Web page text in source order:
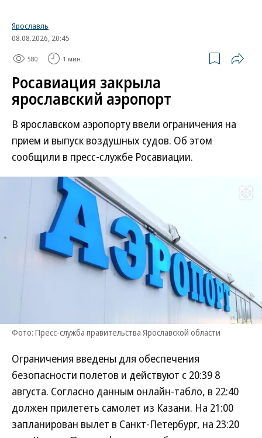
Ярославль
08.08.2026, 20:45
580 1 мин.
Росавиация закрыла
ярославский аэропорт
В ярославском аэропорту ввели ограничения на
прием и выпуск воздушных судов. Об этом
сообщили в пресс-службе Росавиации.
Развернуть
Фото: Пресс-служба правительства Ярославской области
Ограничения введены для обеспечения
безопасности полетов и действуют с 20:39 8
августа. Согласно данным онлайн-табло, в 22:40
должен прилететь самолет из Казани. На 21:00
запланирован вылет в Санкт-Петербург, на 23:20